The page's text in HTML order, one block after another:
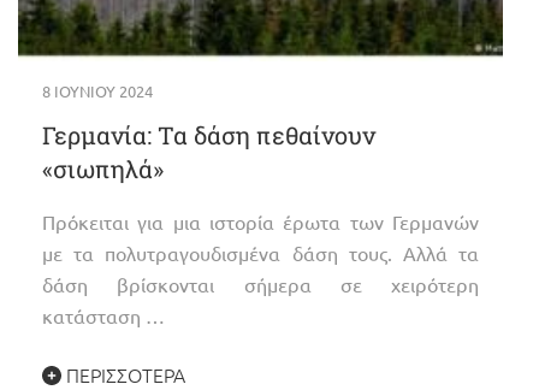
8 ΙΟΥΝΊΟΥ 2024
Γερμανία: Τα δάση πεθαίνουν
«σιωπηλά»
Πρόκειται για μια ιστορία έρωτα των Γερμανών
με τα πολυτραγουδισμένα δάση τους. Αλλά τα
δάση βρίσκονται σήμερα σε χειρότερη
κατάσταση …
ΠΕΡΙΣΣΌΤΕΡΑ